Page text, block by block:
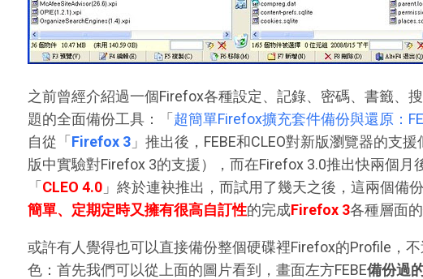
之前曾經介紹過一個Firefox各種設定、記錄、密碼、書籤、
題的全面備份工具：「 超簡單Firefox擴充套件備份與還原：
自從「 Firefox 3 」推出後，FEBE和CLEO對新版瀏覽器的支
版中實驗對Firefox 3的支援），而在Firefox 3.0推出快兩個月
「 CLEO 4.0 」終於連袂推出，而試用了幾天之後，這兩個備
簡單、定期定時又擁有很高自訂性的完成Firefox 3各種層面的
或許有人覺得也可以直接備份整個硬碟裡Firefox的Profile，不
色：首先我們可以從上面的圖片看到，畫面左方FEBE備份過